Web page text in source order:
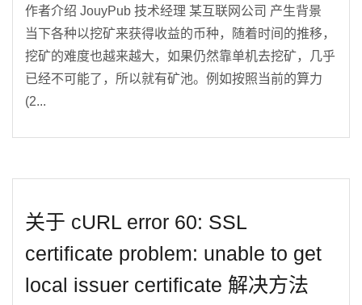
作者介绍 JouyPub 技术经理 某互联网公司 产生背景
当下各种以挖矿来获得收益的币种，随着时间的推移，
挖矿的难度也越来越大，如果仍然靠单机去挖矿，几乎
已经不可能了，所以就有矿池。例如按照当前的算力
(2...
关于 cURL error 60: SSL
certificate problem: unable to get
local issuer certificate 解决方法